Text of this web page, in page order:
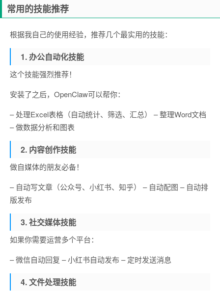
常用的技能推荐
根据我自己的使用经验，推荐几个最实用的技能：
1. 办公自动化技能
这个技能强烈推荐！
安装了之后，OpenClaw可以帮你：
– 处理Excel表格（自动统计、筛选、汇总） – 整理Word文档
– 做数据分析和图表
2. 内容创作技能
做自媒体的朋友必备！
– 自动写文章（公众号、小红书、知乎） – 自动配图 – 自动排
版发布
3. 社交媒体技能
如果你需要运营多个平台：
– 微信自动回复 – 小红书自动发布 – 定时发送消息
4. 文件处理技能